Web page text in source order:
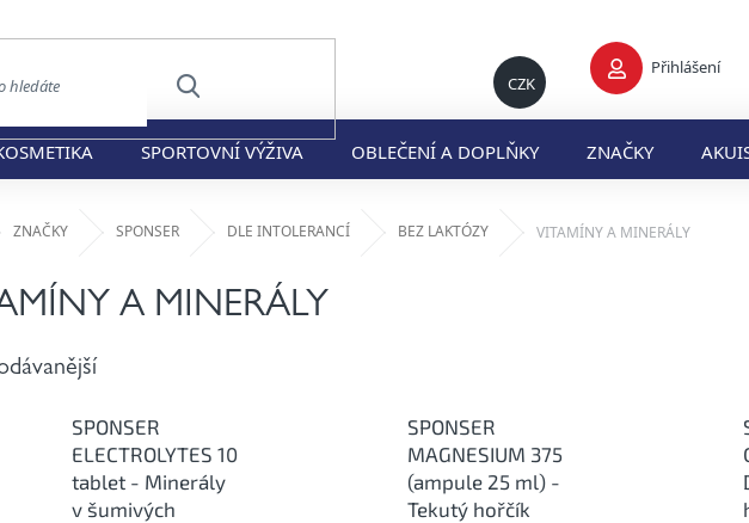
CZK
Přihlášení
HLEDAT
SPORTOVNÍ VÝŽIVA OBLEČENÍ A DOPLŇKY ZNAČKY
ZNAČKY SPONSER DLE INTOLERANCÍ BEZ LAKTÓZY VITAMÍNY A MINERÁLY
A MINERÁLY
SPONSER
ELECTROLYTES 10
tablet - Minerály
v šumivých
SPONSER
MAGNESIUM 375
(ampule 25 ml) -
Tekutý hořčík